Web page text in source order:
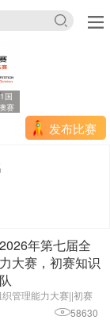
国
赛
发布比赛
年第七届全
大赛，初赛知识
管理能力大赛||初赛
日||主办单位：中国商
58630